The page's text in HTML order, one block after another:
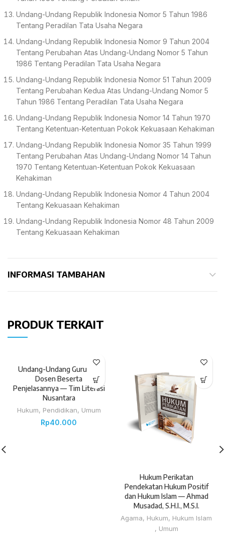
Undang-Undang Republik Indonesia Nomor 5 Tahun 1986
Tentang Peradilan Tata Usaha Negara
Undang-Undang Republik Indonesia Nomor 9 Tahun 2004
Tentang Perubahan Atas Undang-Undang Nomor 5 Tahun
1986 Tentang Peradilan Tata Usaha Negara
Undang-Undang Republik Indonesia Nomor 51 Tahun 2009
Tentang Perubahan Kedua Atas Undang-Undang Nomor 5
Tahun 1986 Tentang Peradilan Tata Usaha Negara
Undang-Undang Republik Indonesia Nomor 14 Tahun 1970
Tentang Ketentuan-Ketentuan Pokok Kekuasaan Kehakiman
Undang-Undang Republik Indonesia Nomor 35 Tahun 1999
Tentang Perubahan Atas Undang-Undang Nomor 14 Tahun
1970 Tentang Ketentuan-Ketentuan Pokok Kekuasaan
Kehakiman
Undang-Undang Republik Indonesia Nomor 4 Tahun 2004
Tentang Kekuasaan Kehakiman
Undang-Undang Republik Indonesia Nomor 48 Tahun 2009
Tentang Kekuasaan Kehakiman
INFORMASI TAMBAHAN
PRODUK TERKAIT
Undang-Undang Guru dan
Dosen Beserta
Penjelasannya — Tim Literasi
Nusantara
Hukum, Pendidikan, Umum
Rp40.000
Hukum Perikatan
Pendekatan Hukum Positif
dan Hukum Islam — Ahmad
Musadad, S.H.I., M.S.I.
Agama, Hukum, Hukum Islam
, Umum